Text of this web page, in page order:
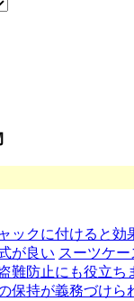
ックに付けると効
が良い スーツケー
難防止にも役立ち
保持が義務づけら